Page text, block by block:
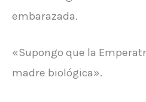
embarazada.
«Supongo que la
madre biológica».